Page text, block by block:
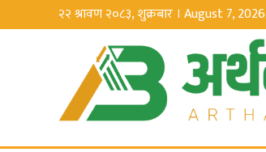
२२ श्रावण २०८३, शुक्रबार । August 7, 2026